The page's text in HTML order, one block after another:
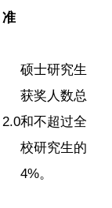
准
2.0
硕士研究生
获奖人数总
和不超过全
校研究生的
4%。